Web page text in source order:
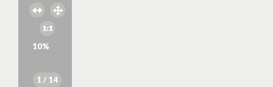
10%
1 / 14